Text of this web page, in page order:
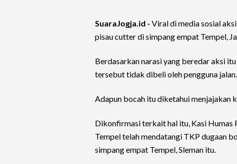
SuaraJogja.id - Viral di media sosial
pisau cutter di simpang empat Tempel,
Berdasarkan narasi yang beredar aksi
tersebut tidak dibeli oleh pengguna jalan.
Adapun bocah itu diketahui menjajakan
Dikonfirmasi terkait hal itu, Kasi Humas
Tempel telah mendatangi TKP dugaan
simpang empat Tempel, Sleman itu.